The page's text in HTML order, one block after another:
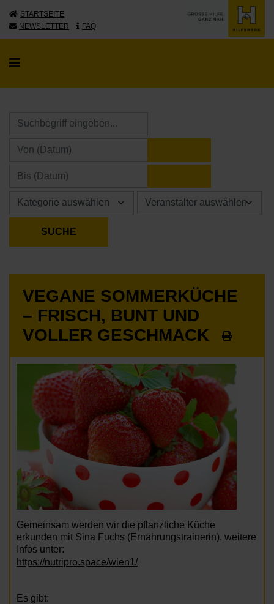
STARTSEITE
NEWSLETTER
FAQ
VEGANE SOMMERKÜCHE
– FRISCH, BUNT UND
VOLLER GESCHMACK
Gemeinsam werden wir die pflanzliche Küche
erkunden mit Sina Fuchs (Ernährungstrainerin), weitere
Infos unter:
https://nutripro.space/wien1/
Es gibt: